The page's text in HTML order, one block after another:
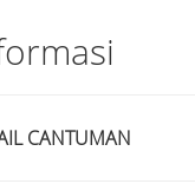
CANTUMAN